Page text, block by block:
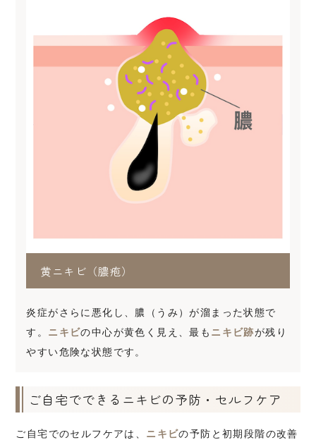
黄ニキビ（膿疱）
炎症がさらに悪化し、膿（うみ）が溜まった状態で
す。 ニキビの中心が黄色く見え、最も ニキビ跡が残り
やすい危険な状態です。
ご自宅でできるニキビの予防・セルフケア
ご自宅でのセルフケアは、 ニキビの予防と初期段階の改善